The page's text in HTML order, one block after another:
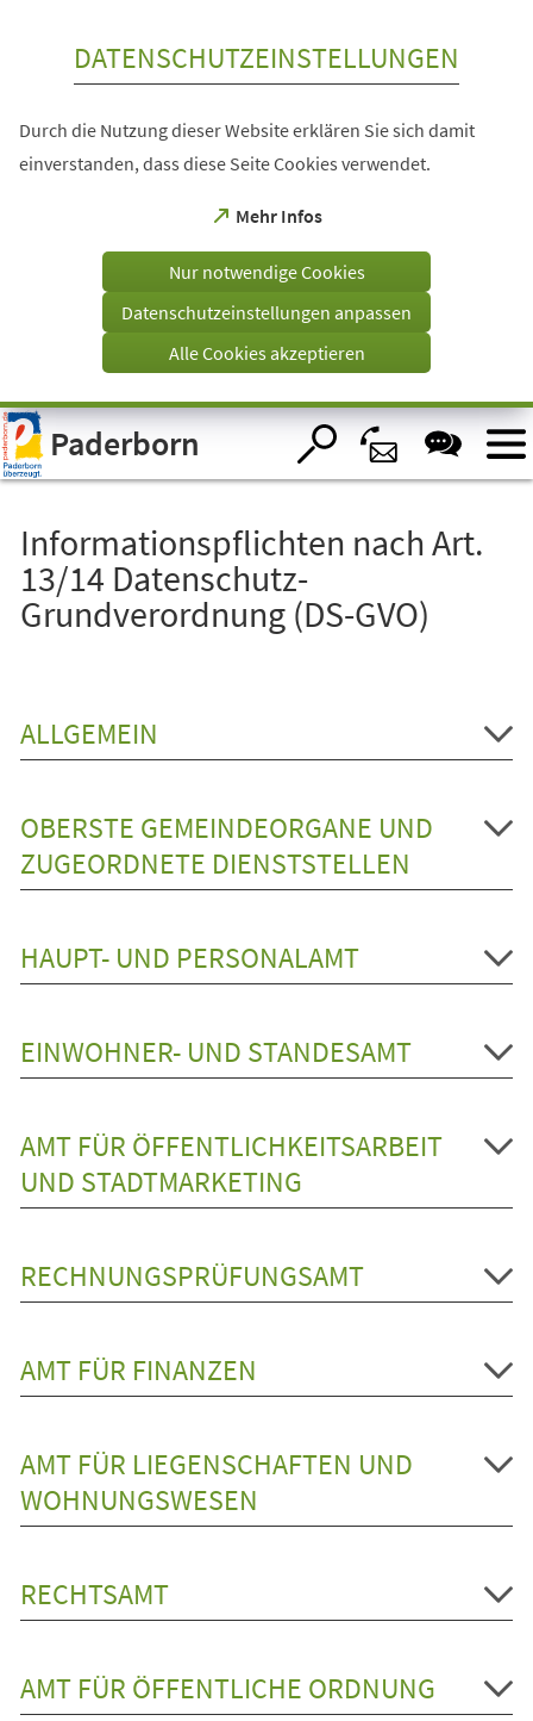
Visuelle
Assistenzsoftware
öffnen.
DATENSCHUTZEINSTELLUNGEN
Durch die Nutzung dieser Website erklären Sie sich damit
einverstanden, dass diese Seite Cookies verwendet.
Mehr Infos
(Öffnet
einem
Tab)
Nur notwendige Cookies
Datenschutzeinstellungen anpassen
Alle Cookies akzeptieren
Paderborn
Informationspflichten nach Art.
13/14 Datenschutz-
Grundverordnung (DS-GVO)
ALLGEMEIN
OBERSTE GEMEINDEORGANE UND
ZUGEORDNETE DIENSTSTELLEN
HAUPT- UND PERSONALAMT
EINWOHNER- UND STANDESAMT
AMT FÜR ÖFFENTLICHKEITSARBEIT
UND STADTMARKETING
RECHNUNGSPRÜFUNGSAMT
AMT FÜR FINANZEN
AMT FÜR LIEGENSCHAFTEN UND
WOHNUNGSWESEN
RECHTSAMT
AMT FÜR ÖFFENTLICHE ORDNUNG